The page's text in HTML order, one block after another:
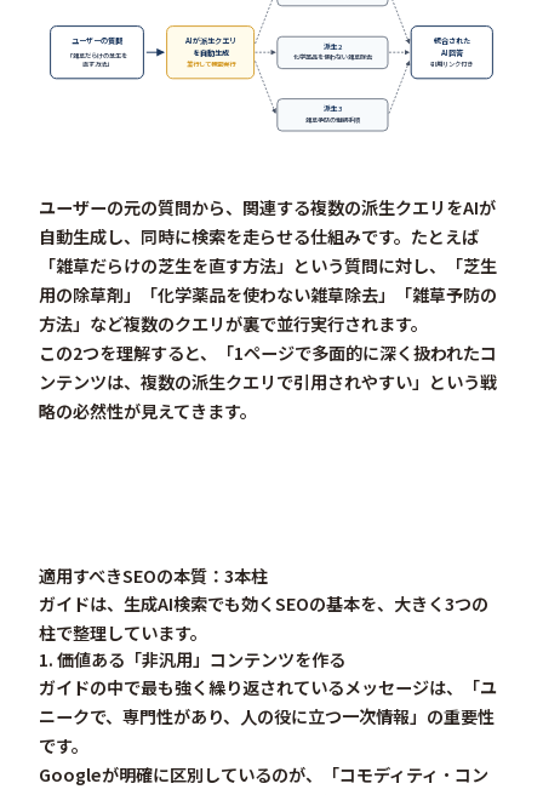
ユーザーの質問
「雑草だらけの芝生を
直す方法」
AIが派生クエリ
を自動生成
並行して検索実行
派生2
化学薬品を使わない雑草除去
派生3
雑草予防の継続手順
統合された
AI回答
引用リンク付き
ユーザーの元の質問から、関連する複数の派生クエリをAIが
自動生成し、同時に検索を走らせる仕組みです。たとえば
「雑草だらけの芝生を直す方法」という質問に対し、「芝生
用の除草剤」「化学薬品を使わない雑草除去」「雑草予防の
方法」など複数のクエリが裏で並行実行されます。
この2つを理解すると、「1ページで多面的に深く扱われたコ
ンテンツは、複数の派生クエリで引用されやすい」という戦
略の必然性が見えてきます。
適用すべきSEOの本質：3本柱
ガイドは、生成AI検索でも効くSEOの基本を、大きく3つの
柱で整理しています。
1. 価値ある「非汎用」コンテンツを作る
ガイドの中で最も強く繰り返されているメッセージは、
「ユ
ニークで、専門性があり、人の役に立つ一次情報」 の重要性
です。
Googleが明確に区別しているのが、
「コモディティ・コン